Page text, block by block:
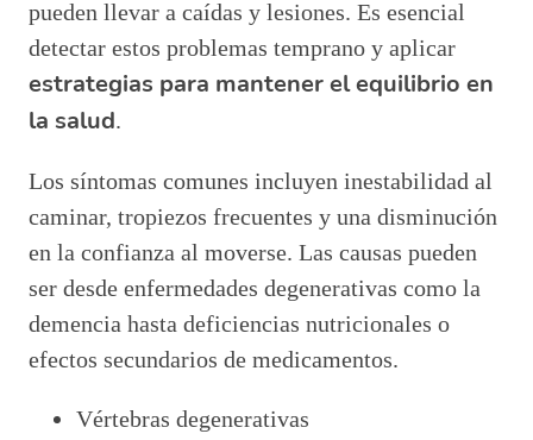
pueden llevar a caídas y lesiones. Es esencial
detectar estos problemas temprano y aplicar
estrategias para mantener el equilibrio en
la salud.
Los síntomas comunes incluyen inestabilidad al
caminar, tropiezos frecuentes y una disminución
en la confianza al moverse. Las causas pueden
ser desde enfermedades degenerativas como la
demencia hasta deficiencias nutricionales o
efectos secundarios de medicamentos.
Vértebras degenerativas